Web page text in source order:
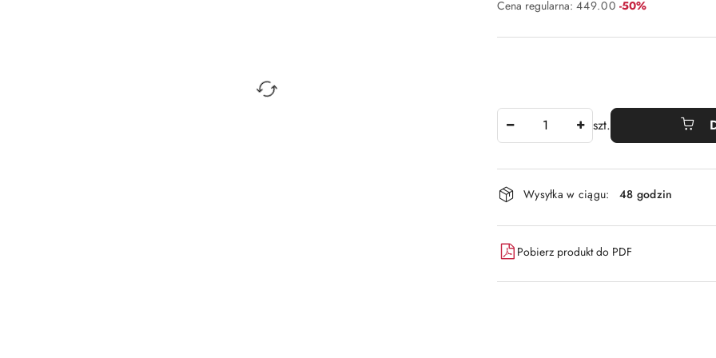
Cena regularna: 449.00 Rabat:
-50%
szt.
Dostępność
i
dostawa
Wysyłka w ciągu: 48 godzin
Pobierz produkt do PDF